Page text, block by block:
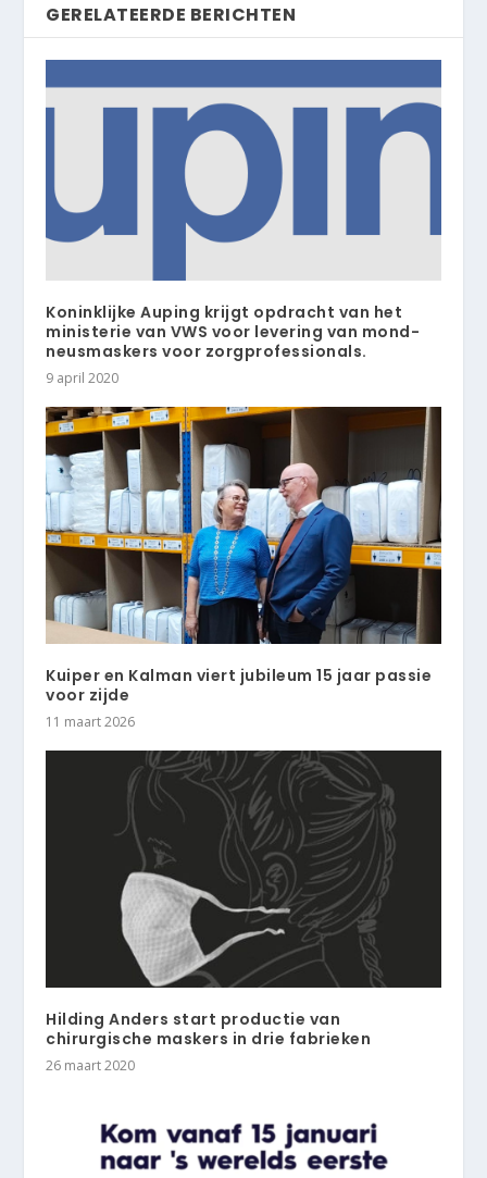
GERELATEERDE BERICHTEN
Koninklijke Auping krijgt opdracht van het
ministerie van VWS voor levering van mond-
neusmaskers voor zorgprofessionals.
9 april 2020
Kuiper en Kalman viert jubileum 15 jaar passie
voor zijde
11 maart 2026
Hilding Anders start productie van
chirurgische maskers in drie fabrieken
26 maart 2020